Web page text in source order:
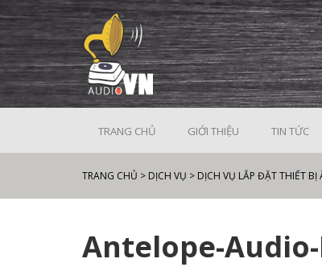
TRANG CHỦ GIỚI THIỆU TIN TỨC
TRANG CHỦ > DỊCH VỤ > DỊCH VỤ LẮP ĐẶT THIẾT BỊ
Antelope-Audio-